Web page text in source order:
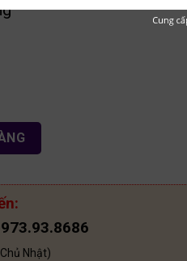
số lượng
Nhật)